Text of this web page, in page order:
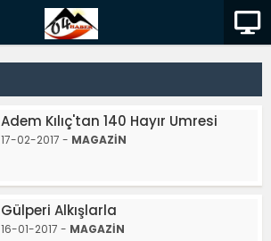
Adem Kılıç'tan 140 Hayır Umresi
17-02-2017 - MAGAZİN
Gülperi Alkışlarla
16-01-2017 - MAGAZİN